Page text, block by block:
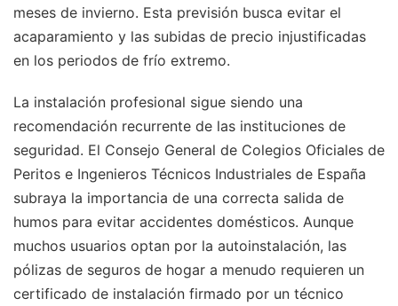
meses de invierno. Esta previsión busca evitar el
acaparamiento y las subidas de precio injustificadas
en los periodos de frío extremo.
La instalación profesional sigue siendo una
recomendación recurrente de las instituciones de
seguridad. El Consejo General de Colegios Oficiales de
Peritos e Ingenieros Técnicos Industriales de España
subraya la importancia de una correcta salida de
humos para evitar accidentes domésticos. Aunque
muchos usuarios optan por la autoinstalación, las
pólizas de seguros de hogar a menudo requieren un
certificado de instalación firmado por un técnico